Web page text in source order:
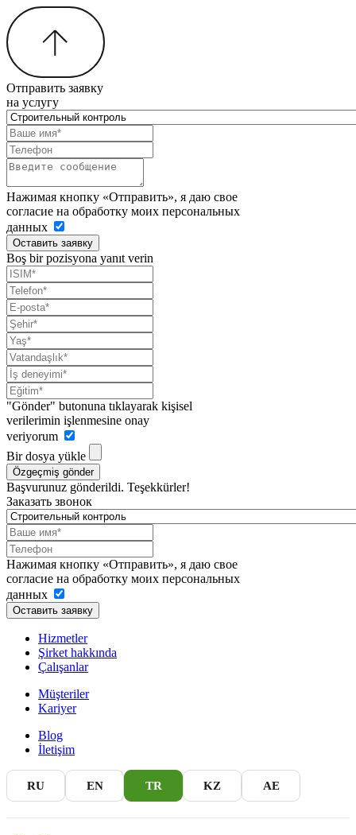
Отправить заявку
на услугу
Нажимая кнопку «Отправить», я даю свое
согласие на обработку моих персональных
данных
Оставить заявку
Boş bir pozisyona yanıt verin
"Gönder" butonuna tıklayarak kişisel
verilerimin işlenmesine onay
veriyorum
Bir dosya yükle
Özgeçmiş gönder
Başvurunuz gönderildi. Teşekkürler!
Заказать звонок
Нажимая кнопку «Отправить», я даю свое
согласие на обработку моих персональных
данных
Оставить заявку
Hizmetler
Şirket hakkında
Çalışanlar
Müşteriler
Kariyer
Blog
İletişim
RU EN TR KZ AE